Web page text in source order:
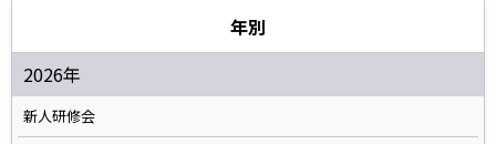
年別
2026年
新人研修会